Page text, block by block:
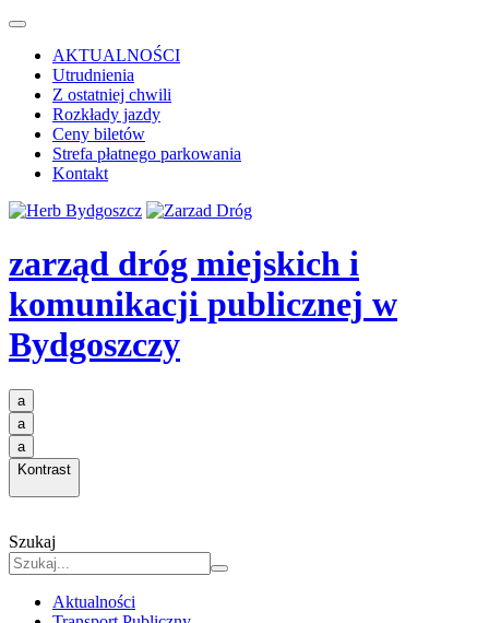
AKTUALNOŚCI
Utrudnienia
Z ostatniej chwili
Rozkłady jazdy
Ceny biletów
Strefa płatnego parkowania
Kontakt
zarząd dróg miejskich i
komunikacji publicznej w
Bydgoszczy
a
a
a
Kontrast
Szukaj
Aktualności